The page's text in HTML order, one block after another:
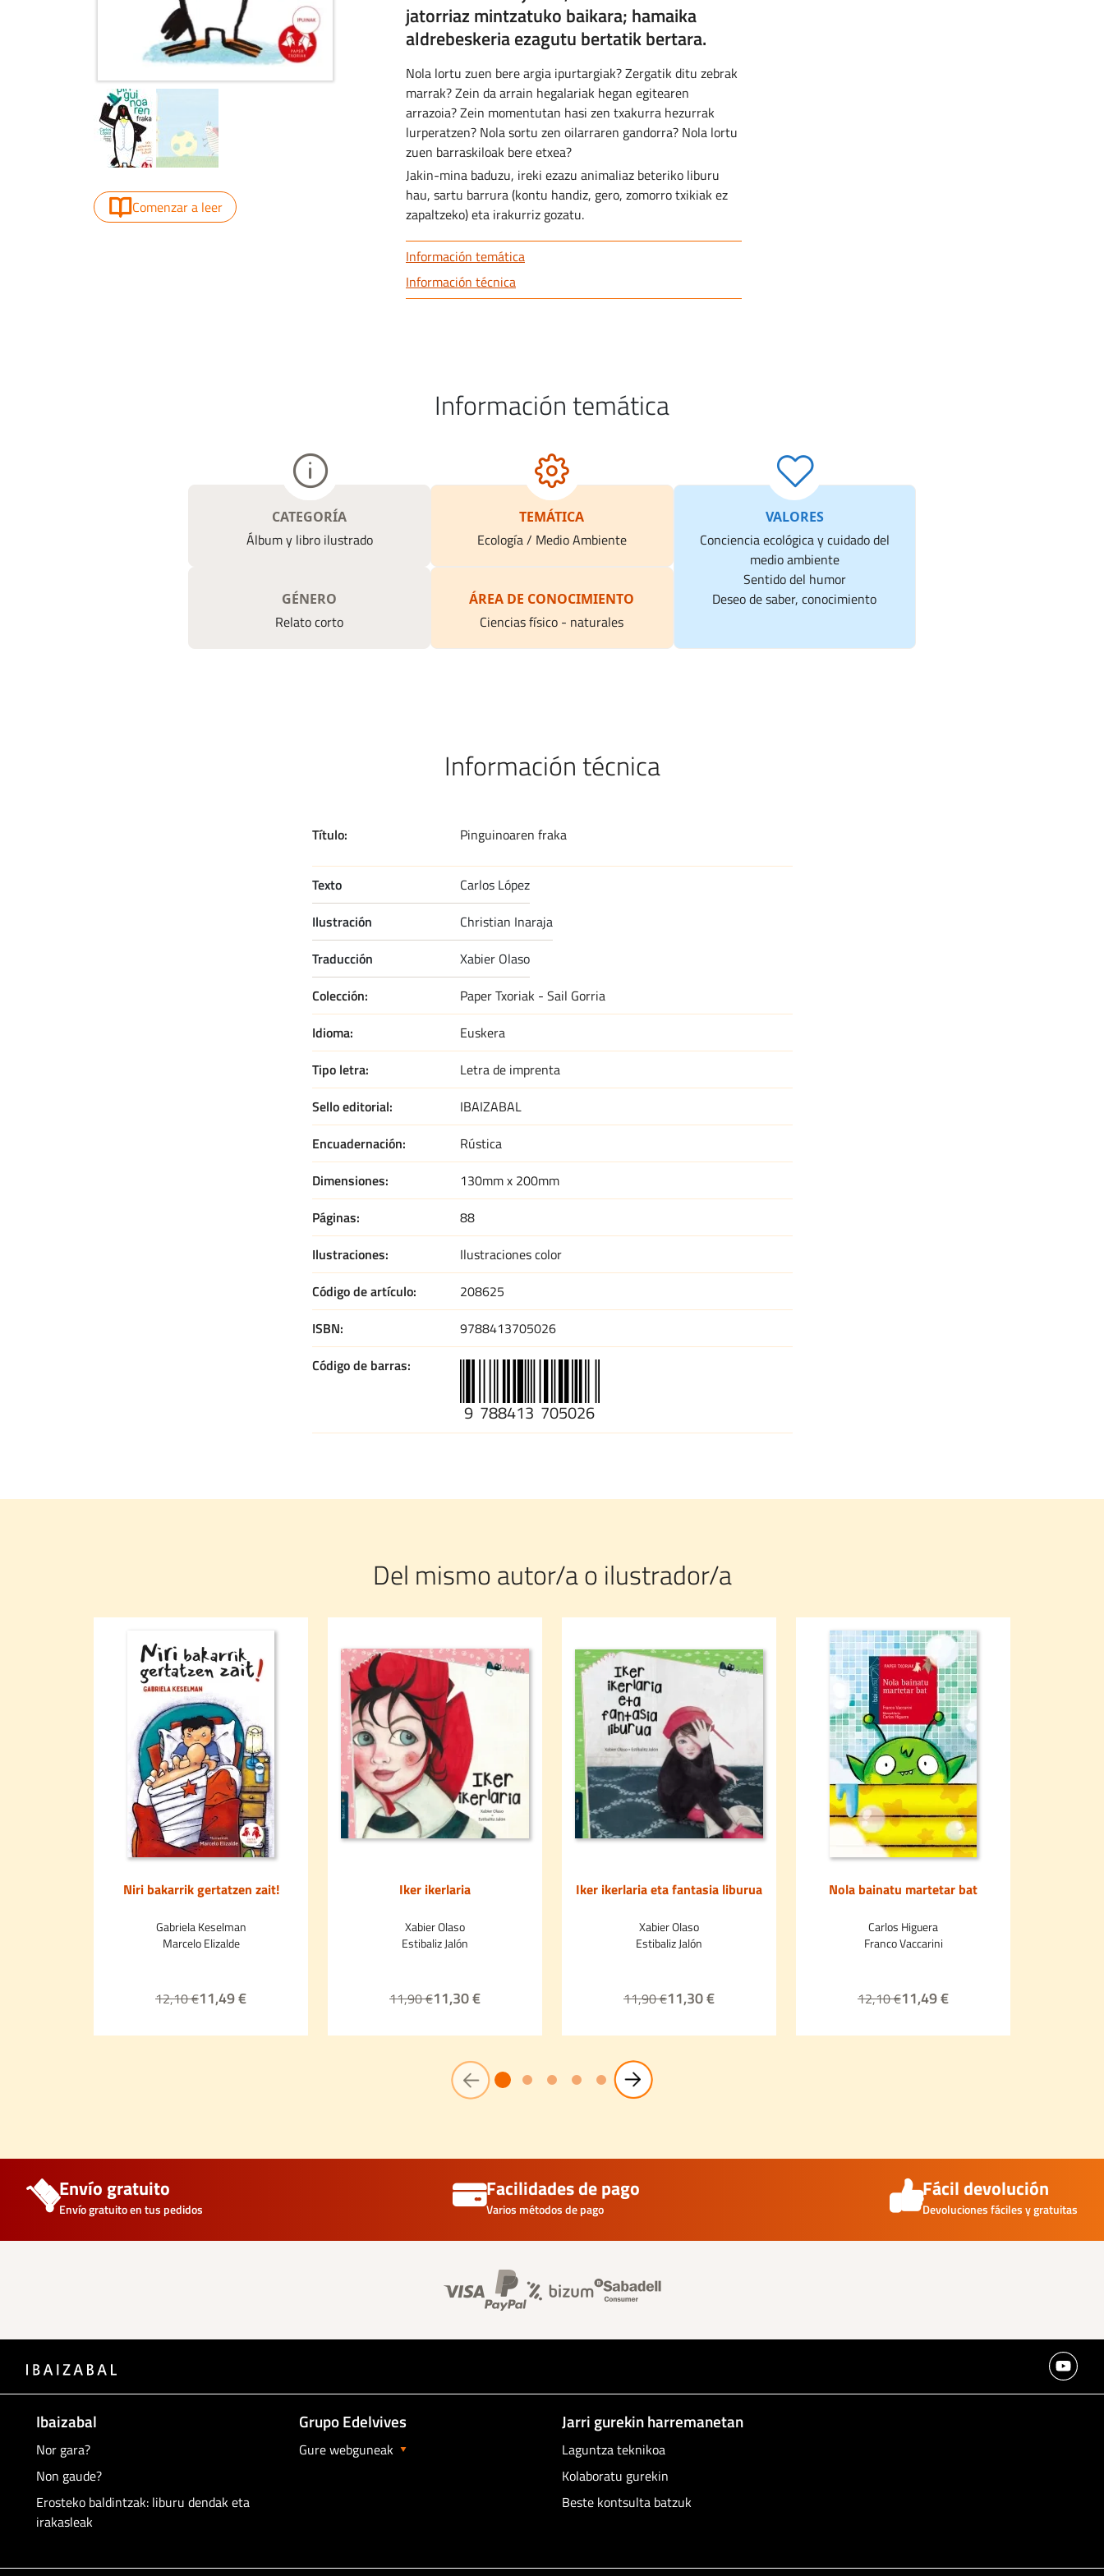
Comenzar a leer
jatorriaz mintzatuko baikara; hamaika
aldrebeskeria ezagutu bertatik bertara.
Nola lortu zuen bere argia ipurtargiak? Zergatik ditu zebrak
marrak? Zein da arrain hegalariak hegan egitearen
arrazoia? Zein momentutan hasi zen txakurra hezurrak
lurperatzen? Nola sortu zen oilarraren gandorra? Nola lortu
zuen barraskiloak bere etxea?
Jakin-mina baduzu, ireki ezazu animaliaz beteriko liburu
hau, sartu barrura (kontu handiz, gero, zomorro txikiak ez
zapaltzeko) eta irakurriz gozatu.
Información temática
Información técnica
Información temática
CATEGORÍA
Álbum y libro ilustrado
GÉNERO
Relato corto
TEMÁTICA
Ecología / Medio Ambiente
ÁREA DE CONOCIMIENTO
Ciencias físico - naturales
VALORES
Conciencia ecológica y cuidado del
medio ambiente
Sentido del humor
Deseo de saber, conocimiento
Información técnica
Título Pinguinoaren fraka
Texto
carlos lópez
Ilustración
christian inaraja
Traducción
xabier olaso
Colección
Paper Txoriak - Sail Gorria
Idioma
Euskera
Tipo letra
Letra de imprenta
Sello editorial
IBAIZABAL
Encuadernación
Rústica
Dimensiones
130mm x 200mm
Páginas
88
Ilustraciones
Ilustraciones color
Código de artículo
208625
ISBN
9788413705026
Código de barras
9 788413 705026
Del mismo autor/a o ilustrador/a
Niri bakarrik gertatzen zait!
Gabriela Keselman
Marcelo Elizalde
12,10 €11,49 €
Iker ikerlaria
Xabier Olaso
Estibaliz Jalón
11,90 €11,30 €
Iker ikerlaria eta fantasia liburua
Xabier Olaso
Estibaliz Jalón
11,90 €11,30 €
Nola bainatu martetar bat
Carlos Higuera
Franco Vaccarini
12,10 €11,49 €
Envío gratuito
Envío gratuito en tus pedidos
Facilidades de pago
Varios métodos de pago
Fácil devolución
Devoluciones fáciles y gratuitas
Banner información footer
Ibaizabal
Nor gara?
Non gaude?
Erosteko baldintzak: liburu dendak eta
irakasleak
Grupo Edelvives
Gure webguneak
Jarri gurekin harremanetan
Laguntza teknikoa
Kolaboratu gurekin
Beste kontsulta batzuk